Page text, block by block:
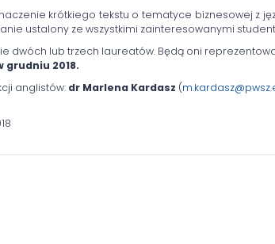
krótkiego tekstu o tematyce biznesowej z
ustalony ze wszystkimi zainteresowanymi
dwóch lub trzech laureatów. Będą oni
grudniu 2018.
anglistów: dr Marlena Kardasz (